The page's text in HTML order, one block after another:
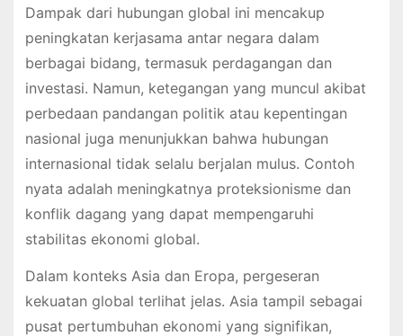
Dampak dari hubungan global ini mencakup
peningkatan kerjasama antar negara dalam
berbagai bidang, termasuk perdagangan dan
investasi. Namun, ketegangan yang muncul akibat
perbedaan pandangan politik atau kepentingan
nasional juga menunjukkan bahwa hubungan
internasional tidak selalu berjalan mulus. Contoh
nyata adalah meningkatnya proteksionisme dan
konflik dagang yang dapat mempengaruhi
stabilitas ekonomi global.
Dalam konteks Asia dan Eropa, pergeseran
kekuatan global terlihat jelas. Asia tampil sebagai
pusat pertumbuhan ekonomi yang signifikan,